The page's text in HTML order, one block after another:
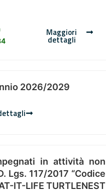
Maggiori
dettagli
2026/2029
in attività non
Lgs. 117/2017 “Codice
IT-LIFE TURTLENEST